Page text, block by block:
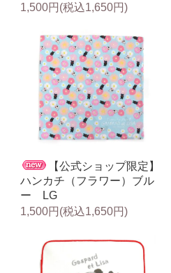
1,500円(税込1,650円)
【公式ショップ限定】
ハンカチ（フラワー）ブル
ー LG
1,500円(税込1,650円)